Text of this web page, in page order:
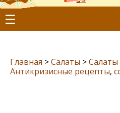
☰
Главная >Салаты >Салаты
Антикризисные рецепты,